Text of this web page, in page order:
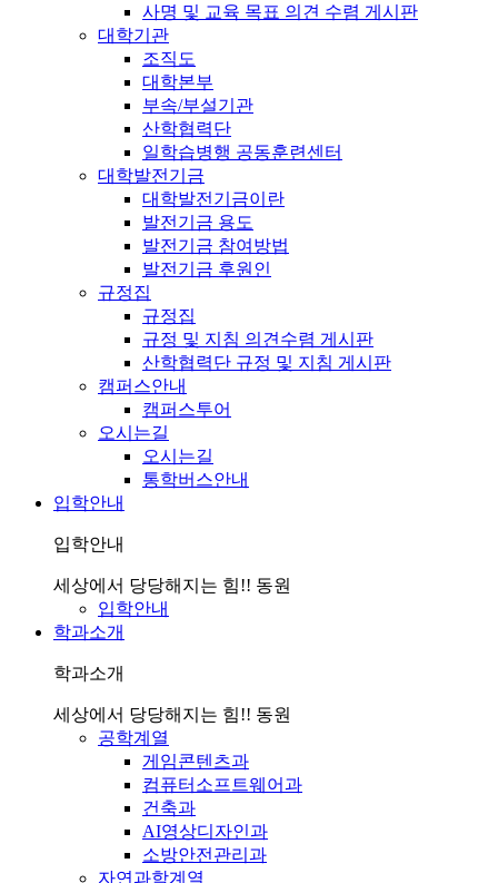
사명 및 교육 목표 의견 수렴 게시판
대학기관
조직도
대학본부
부속/부설기관
산학협력단
일학습병행 공동훈련센터
대학발전기금
대학발전기금이란
발전기금 용도
발전기금 참여방법
발전기금 후원인
규정집
규정집
규정 및 지침 의견수렴 게시판
산학협력단 규정 및 지침 게시판
캠퍼스안내
캠퍼스투어
오시는길
오시는길
통학버스안내
입학안내
입학안내
세상에서 당당해지는 힘!! 동원
입학안내
학과소개
학과소개
세상에서 당당해지는 힘!! 동원
공학계열
게임콘텐츠과
컴퓨터소프트웨어과
건축과
AI영상디자인과
소방안전관리과
자연과학계열